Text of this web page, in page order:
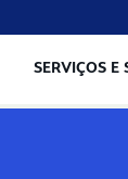
SERVIÇOS E